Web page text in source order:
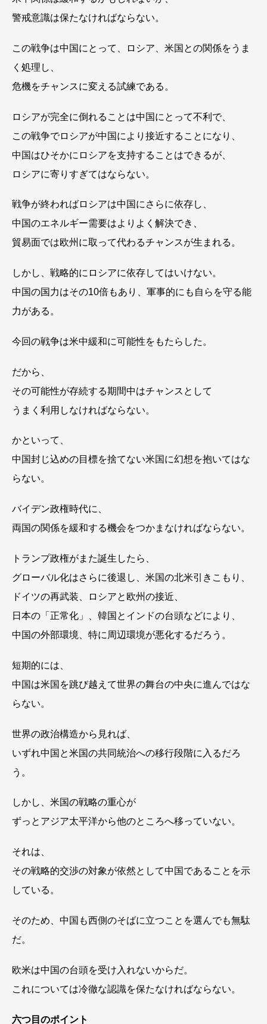
警戒意識は保たなければならない。
この戦争は中国にとって、ロシア、米国との関係をうま
く処理し、
危機をチャンスに変える試練である。
ロシアが完全に倒れることは中国にとって不利で、
この戦争でロシアが中国により接近することになり、
中国はひそかにロシアを支持することはできるが、
ロシアに寄りすぎてはならない。
戦争が終わればロシアは中国にさらに依存し、
中国のエネルギー需要はよりよく解決でき、
貿易面では欧州に取って代わるチャンスが生まれる。
しかし、戦略的にロシアに依存してはいけない。
中国の国力はその10倍もあり、軍事的にも自らを守る能
力がある。
今回の戦争は米中緩和に可能性をもたらした。
だから、
その可能性が存続する期間中はチャンスとして
うまく利用しなければならない。
かといって、
中国封じ込めの目標を捨てない米国に幻想を抱いてはな
らない。
バイデン政権時代に、
両国の関係を緩和する機会をつかまなければならない。
トランプ政権がまた誕生したら、
グローバル化はさらに後退し、米国の北米引きこもり、
ドイツの再武装、ロシアと欧州の接近、
日本の「正常化」、韓国とインドの台頭などにより、
中国の外部環境、特に周辺環境が悪化するだろう。
短期的には、
中国は米国を跳び越えて世界の舞台の中央に進んではな
らない。
世界の政治構造から見れば、
いずれ中国と米国の共同統治への移行段階に入るだろ
う。
しかし、米国の戦略の重心が
ずっとアジア太平洋から他のところへ移っていない。
それは、
その戦略的交渉の対象が依然として中国であることを示
している。
そのため、中国も西側のそばに立つことを選んでも無駄
だ。
欧米は中国の台頭を受け入れないからだ。
これについては冷徹な認識を保たなければならない。
六つ目のポイント